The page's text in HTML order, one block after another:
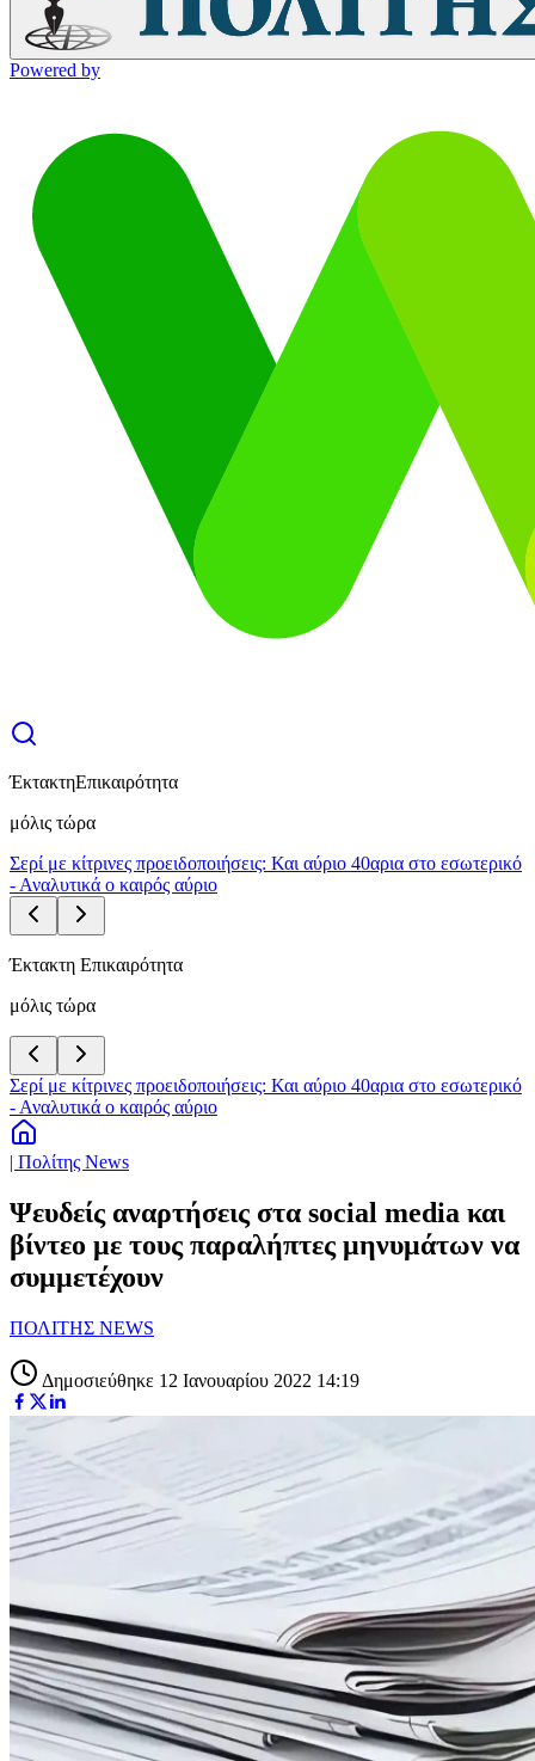
Powered by
ΈκτακτηΕπικαιρότητα
μόλις τώρα
Σερί με κίτρινες προειδοποιήσεις: Και αύριο 40αρια στο εσωτερικό
- Αναλυτικά ο καιρός αύριο
Έκτακτη Επικαιρότητα
μόλις τώρα
Σερί με κίτρινες προειδοποιήσεις: Και αύριο 40αρια στο εσωτερικό
- Αναλυτικά ο καιρός αύριο
| Πολίτης News
Ψευδείς αναρτήσεις στα social media και
βίντεο με τους παραλήπτες μηνυμάτων να
συμμετέχουν
ΠΟΛΙΤΗΣ NEWS
Δημοσιεύθηκε 12 Ιανουαρίου 2022 14:19